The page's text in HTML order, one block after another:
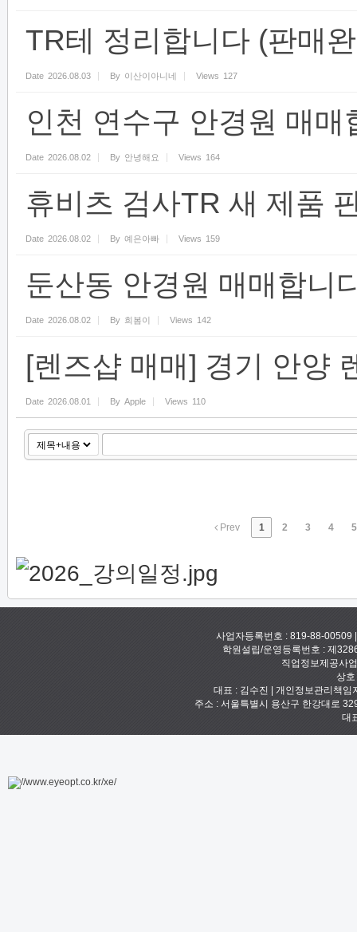
TR테 정리합니다 (판매
Date 2026.08.03 By 이산이아니네 Views 127
인천 연수구 안경원 매매
Date 2026.08.02 By 안녕해요 Views 164
휴비츠 검사TR 새 제품
Date 2026.08.02 By 예은아빠 Views 159
둔산동 안경원 매매합니
Date 2026.08.02 By 희봄이 Views 142
[렌즈샵 매매] 경기 안양
Date 2026.08.01 By Apple Views 110
Prev 1 2 3 4 5
사업자등록번호 : 819-88-00509
학원설립/운영등록번호 : 제
직업정보제공사
상
대표 : 김수진 | 개인정보관리책
주소 : 서울특별시 용산구 한강대로
대